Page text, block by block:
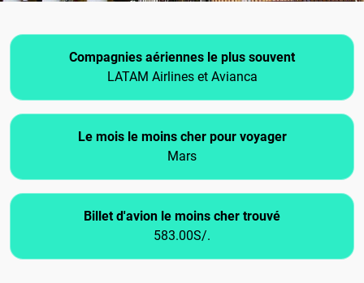
Compagnies aériennes le plus souvent
LATAM Airlines et Avianca
Le mois le moins cher pour voyager
Mars
Billet d'avion le moins cher trouvé
583.00S/.